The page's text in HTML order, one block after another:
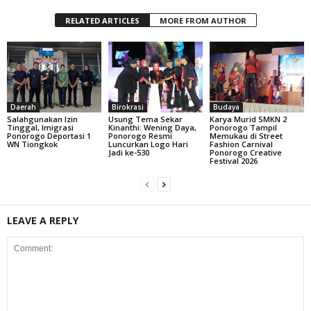
RELATED ARTICLES MORE FROM AUTHOR
Daerah
Salahgunakan Izin
Tinggal, Imigrasi
Ponorogo Deportasi 1
WN Tiongkok
Birokrasi
Usung Tema Sekar
Kinanthi: Wening Daya,
Ponorogo Resmi
Luncurkan Logo Hari
Jadi ke-530
Budaya
Karya Murid SMKN 2
Ponorogo Tampil
Memukau di Street
Fashion Carnival
Ponorogo Creative
Festival 2026
LEAVE A REPLY